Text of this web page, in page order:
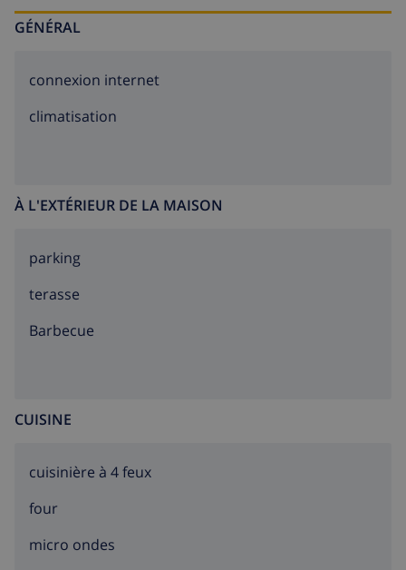
GÉNÉRAL
connexion internet
climatisation
À L'EXTÉRIEUR DE LA MAISON
parking
terasse
barbecue
CUISINE
cuisinière à 4 feux
four
micro ondes